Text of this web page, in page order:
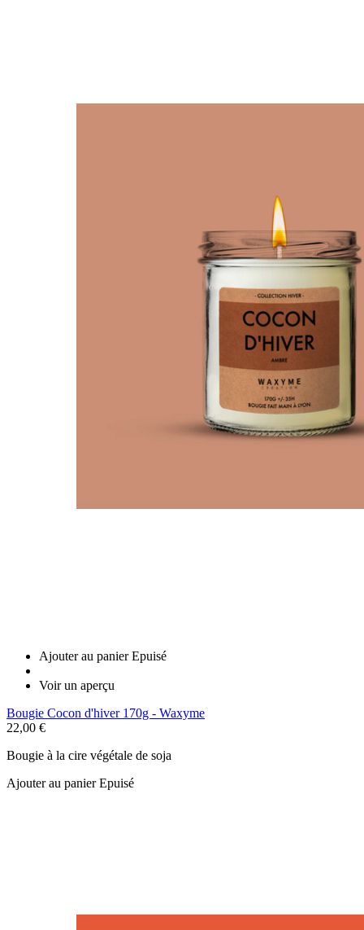
Ajouter au panier Epuisé
Voir un aperçu
Bougie Cocon d'hiver 170g - Waxyme
22,00 €
Bougie à la cire végétale de soja
Ajouter au panierEpuisé